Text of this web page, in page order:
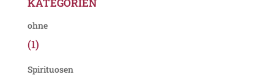
ohne
(1)
Spirituosen